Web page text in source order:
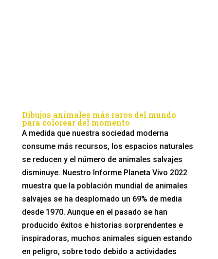
Dibujos animales más raros del mundo
para colorear del momento
A medida que nuestra sociedad moderna
consume más recursos, los espacios naturales
se reducen y el número de animales salvajes
disminuye. Nuestro Informe Planeta Vivo 2022
muestra que la población mundial de animales
salvajes se ha desplomado un 69% de media
desde 1970. Aunque en el pasado se han
producido éxitos e historias sorprendentes e
inspiradoras, muchos animales siguen estando
en peligro, sobre todo debido a actividades